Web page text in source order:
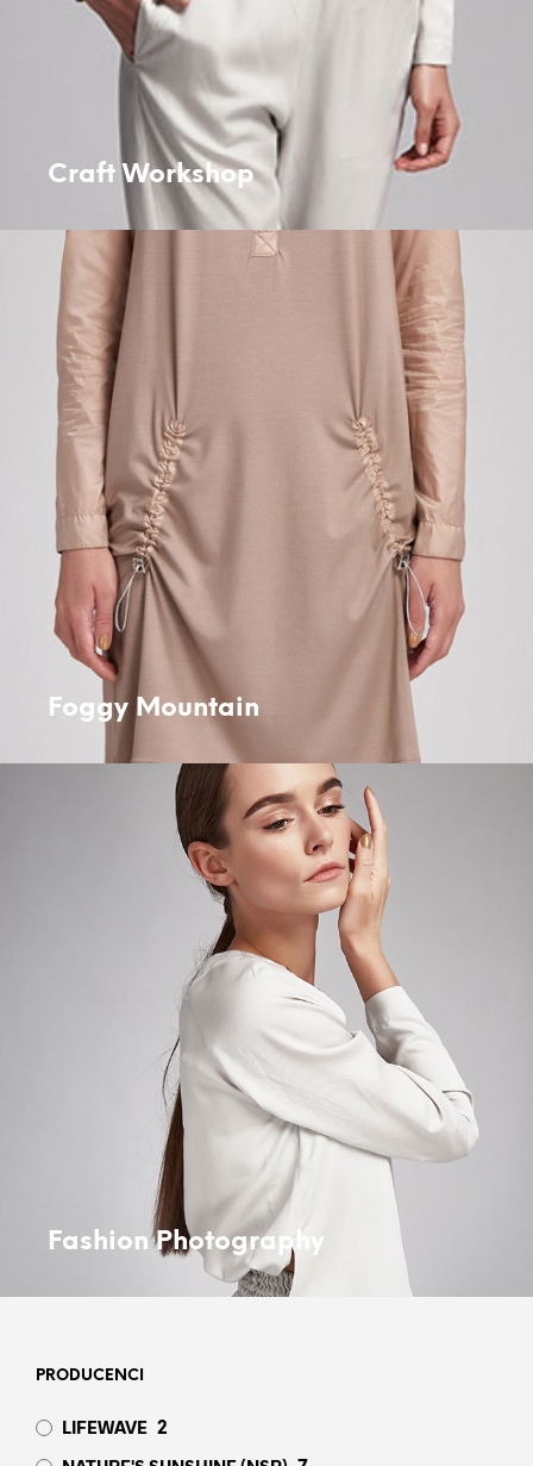
Craft Workshop
Foggy Mountain
Fashion Photography
PRODUCENCI
LIFEWAVE 2